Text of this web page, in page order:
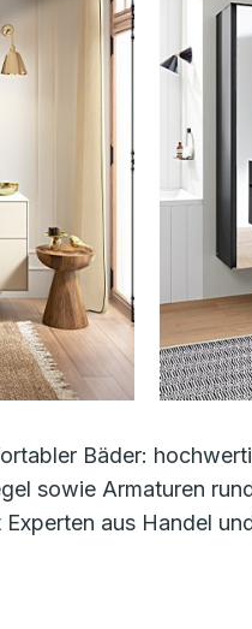
Bäder:
sowie Armaturen
aus Handel